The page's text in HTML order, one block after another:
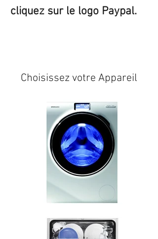
cliquez sur le logo Paypal.
Choisissez votre Appareil